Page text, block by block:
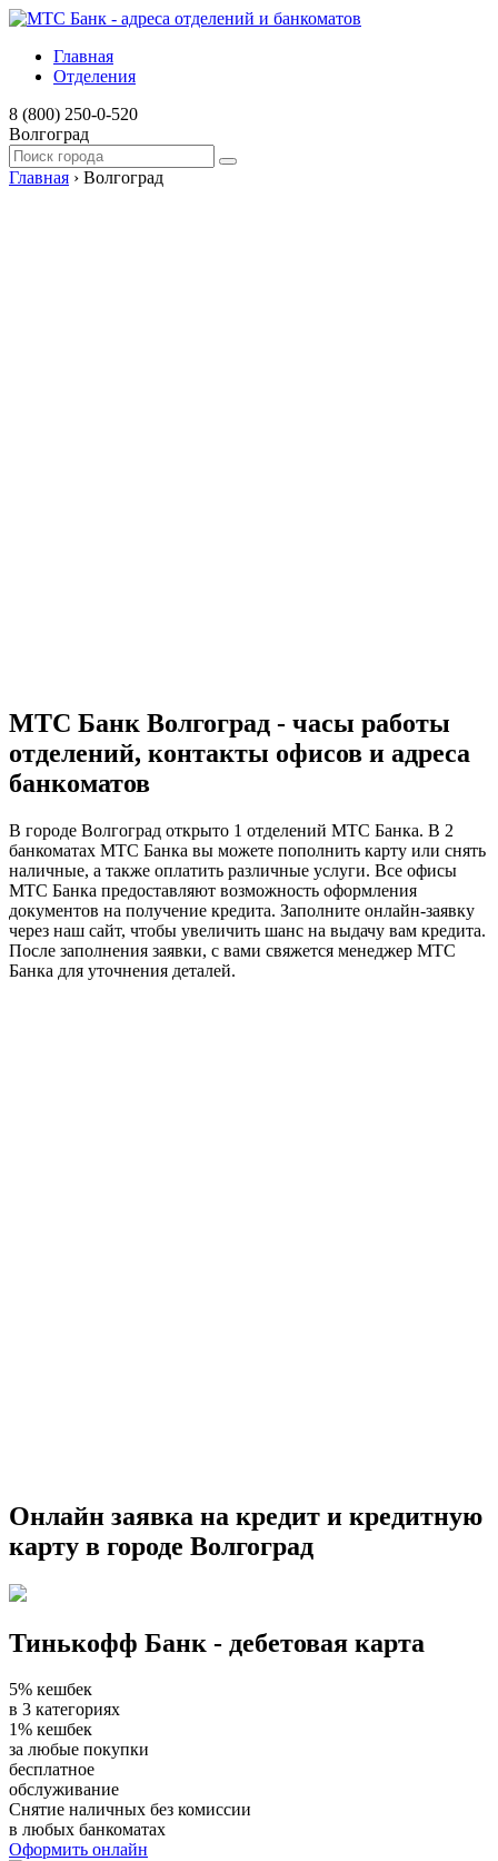
Главная
Отделения
8 (800) 250-0-520
Волгоград
Главная › Волгоград
МТС Банк Волгоград - часы работы
отделений, контакты офисов и адреса
банкоматов
В городе Волгоград открыто 1 отделений МТС Банка. В 2
банкоматах МТС Банка вы можете пополнить карту или снять
наличные, а также оплатить различные услуги. Все офисы
МТС Банка предоставляют возможность оформления
документов на получение кредита. Заполните онлайн-заявку
через наш сайт, чтобы увеличить шанс на выдачу вам кредита.
После заполнения заявки, с вами свяжется менеджер МТС
Банка для уточнения деталей.
Онлайн заявка на кредит и кредитную
карту в городе Волгоград
Тинькофф Банк - дебетовая карта
5% кешбек
в 3 категориях
1% кешбек
за любые покупки
бесплатное
обслуживание
Снятие наличных без комиссии
в любых банкоматах
Оформить онлайн